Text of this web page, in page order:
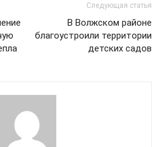
Следующая статья
В Волжском районе
благоустроили территории
детских садов